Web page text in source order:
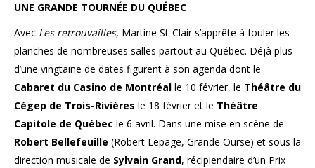
UNE GRANDE TOURNÉE DU QUÉBEC
Avec Les retrouvailles, Martine St-Clair s’apprête à fouler les
planches de nombreuses salles partout au Québec. Déjà plus
d’une vingtaine de dates figurent à son agenda dont le
Cabaret du Casino de Montréal le 10 février, le Théâtre du
Cégep de Trois-Rivières le 18 février et le Théâtre
Capitole de Québec le 6 avril. Dans une mise en scène de
Robert Bellefeuille (Robert Lepage, Grande Ourse) et sous la
direction musicale de Sylvain Grand, récipiendaire d’un Prix